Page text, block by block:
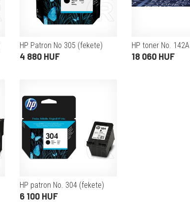
HP Patron No 305 (fekete)
4 880 HUF
HP toner No.
18 060 HUF
HP patron No. 304 (fekete)
6 100 HUF